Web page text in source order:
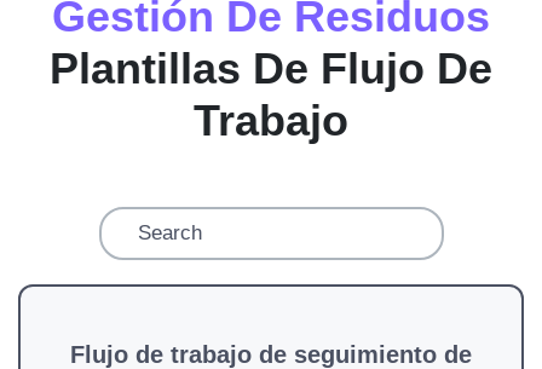
Gestión De Residuos
Plantillas De Flujo De
Trabajo
Flujo de trabajo de seguimiento de